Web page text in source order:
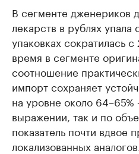
В сегменте дженериков
лекарств в рублях упала
упаковках сократилась
время в сегменте
соотношение
импорт сохраняет
на уровне около
выражении, так и по
показатель почти вдвое
локализованных аналогов.